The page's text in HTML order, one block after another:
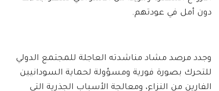
دون أمل في عودتهم.
وجدد مرصد مشاد مناشدته العاجلة للمجتمع الدولي
للتحرك بصورة فورية ومسؤولة لحماية السودانيين
الفارين من النزاع، ومعالجة الأسباب الجذرية التي